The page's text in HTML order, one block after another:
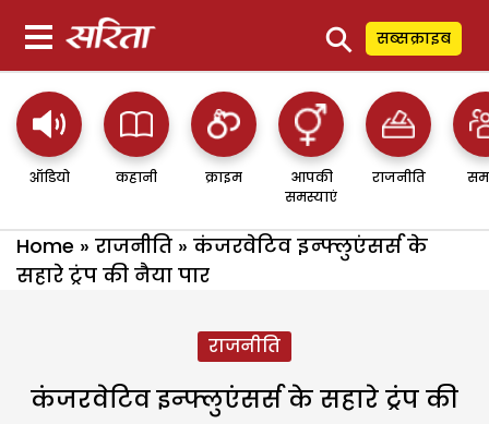
⚲ सब्सक्राइब
ऑडियो कहानी क्राइम
आपकी
समस्याएं
राजनीति
Home » राजनीति » कंजरवेटिव इन्फ्लुएंसर्स के
सहारे ट्रंप की नैया पार
राजनीति
कंजरवेटिव इन्फ्लुएंसर्स के सहारे ट्रंप की